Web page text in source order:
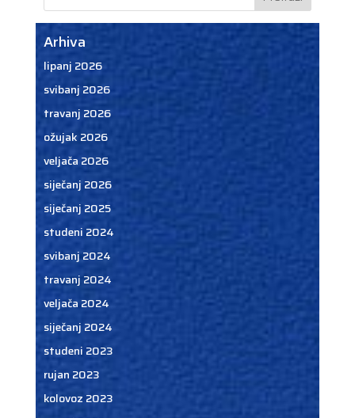
Arhiva
lipanj 2026
svibanj 2026
travanj 2026
ožujak 2026
veljača 2026
siječanj 2026
siječanj 2025
studeni 2024
svibanj 2024
travanj 2024
veljača 2024
siječanj 2024
studeni 2023
rujan 2023
kolovoz 2023